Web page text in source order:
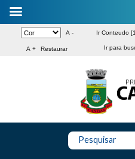
A -
A + Restaurar
Ir Conteudo
Ir para
Pesquisar